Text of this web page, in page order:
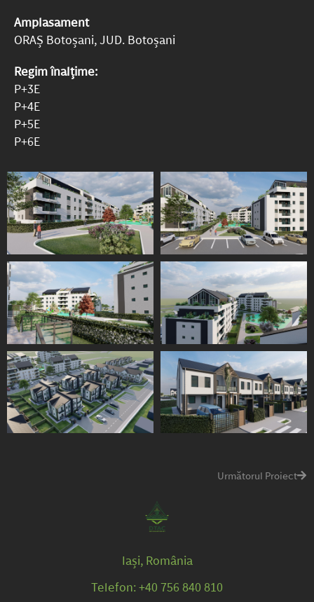
Amplasament
ORAȘ Botoșani, JUD. Botoșani
Regim înalțime:
P+3E
P+4E
P+5E
P+6E
Următorul Proiect
Iași, România
Telefon: +40 756 840 810